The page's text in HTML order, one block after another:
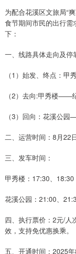
为配合花溪区文旅局“
食节期间市民的出行
下：
一、线路具体走向及停
（1）始发、终点：
（2）去向:甲秀楼
（3）回向：花溪公
二、运营时间：8月22
三、发车时间：
甲秀楼：17:30、18:30
花溪公园：21:00、
四、执行票价：2元/人
效，支持免优惠换乘。
五、开通时间：2025